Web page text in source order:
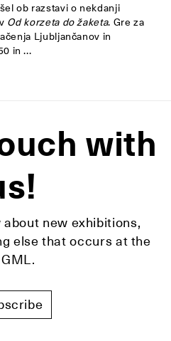
ob razstavi o nekdanji
Od korzeta do žaketa. Gre za
Ljubljančanov in
in ...
with
new exhibitions,
else that occurs at the